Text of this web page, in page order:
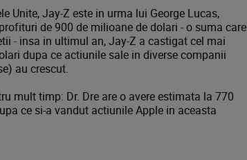
Unite, Jay-Z este in urma lui George Lucas,
de 900 de milioane de dolari - o suma care
- insa in ultimul an, Jay-Z a castigat cel mai
dupa ce actiunile sale in diverse companii
au crescut.
mult timp: Dr. Dre are o avere estimata la 770
ce si-a vandut actiunile Apple in aceasta